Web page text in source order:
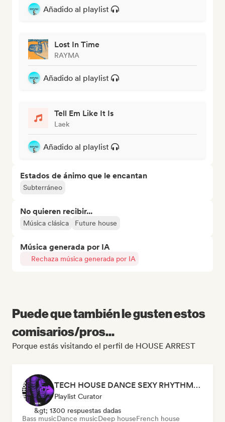
Añadido al playlist
Lost In Time
RAYMA
Añadido al playlist
Tell Em Like It Is
Laek
Añadido al playlist
Estados de ánimo que le encantan
Subterráneo
No quieren recibir...
Música clásica Future house
Música generada por IA
Rechaza música generada por IA
Puede que también le gusten estos
comisarios/pros...
Porque estás visitando el perfil de HOUSE ARREST
TECH HOUSE DANCE SEXY RHYTHMS 2026
Playlist Curator
&gt; 1300 respuestas dadas
Bass musicDance musicDeep houseFrench house